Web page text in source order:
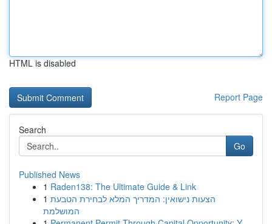
HTML is disabled
Report Page
Search
Go
Published News
1 Raden138: The Ultimate Guide & Link
1 הצעות נישואין: המדריך המלא לבחירת הטבעת
המושלמת